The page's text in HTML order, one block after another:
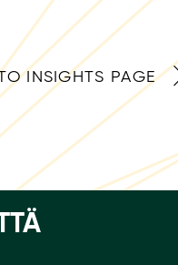
INSIGHTS PAGE